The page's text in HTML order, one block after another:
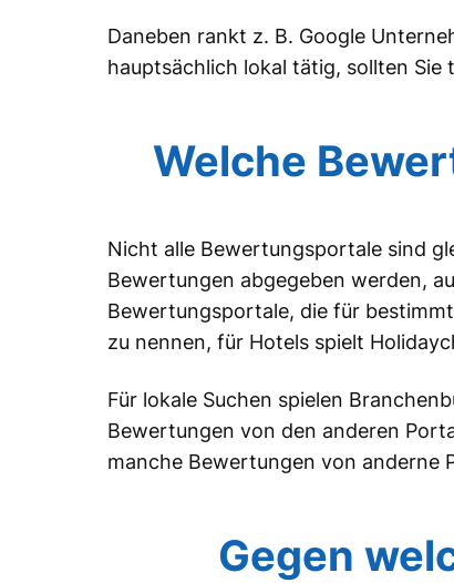
Daneben rankt z. B. Google
hauptsächlich lokal tätig, sollten Sie
Welche
Nicht alle Bewertungsportale sind
Bewertungen abgegeben werden,
Bewertungsportale, die für
zu nennen, für Hotels spielt
Für lokale Suchen spielen
Bewertungen von den anderen
manche Bewertungen von anderne
Gegen